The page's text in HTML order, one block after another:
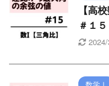
【高
＃１５
数学Ⅰ